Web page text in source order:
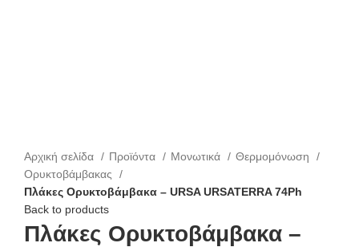
Αρχική σελίδα
Προϊόντα Μονωτικά
Θερμομόνωση
Ορυκτοβάμβακας
Πλάκες Ορυκτοβάμβακα – URSA URSATERRA 74Ph
Back to products
Πλάκες Ορυκτοβάμβακα –